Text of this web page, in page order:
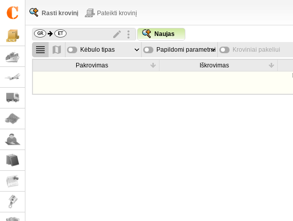
Rasti krovinį Pateikti krovinį
Naujas
Kėbulo tipas Papildomi parametrai Kroviniai pakeliui
Pakrovimas Iškrovimas